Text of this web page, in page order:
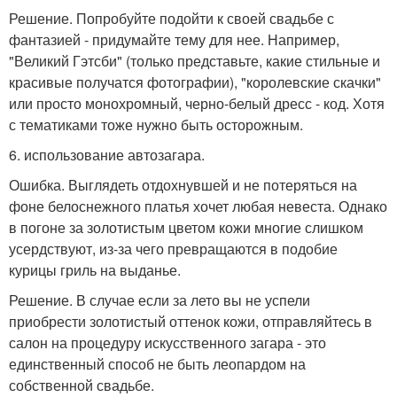
Решение. Попробуйте подойти к своей свадьбе с
фантазией - придумайте тему для нее. Например,
"Великий Гэтсби" (только представьте, какие стильные и
красивые получатся фотографии), "королевские скачки"
или просто монохромный, черно-белый дресс - код. Хотя
с тематиками тоже нужно быть осторожным.
6. использование автозагара.
Ошибка. Выглядеть отдохнувшей и не потеряться на
фоне белоснежного платья хочет любая невеста. Однако
в погоне за золотистым цветом кожи многие слишком
усердствуют, из-за чего превращаются в подобие
курицы гриль на выданье.
Решение. В случае если за лето вы не успели
приобрести золотистый оттенок кожи, отправляйтесь в
салон на процедуру искусственного загара - это
единственный способ не быть леопардом на
собственной свадьбе.